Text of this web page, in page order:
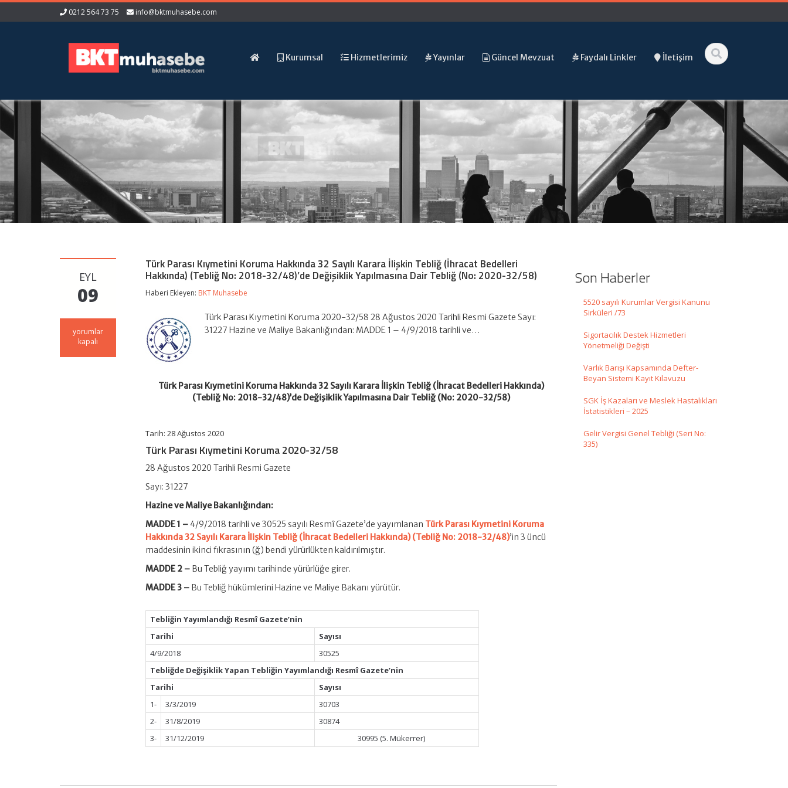
0212 564 73 75 info@bktmuhasebe.com
Kurumsal Hizmetlerimiz Yayınlar Güncel Mevzuat Faydalı Linkler İletişim
EYL
09
Türk
Parası
yorumlar
kapalı
Türk Parası Kıymetini Koruma Hakkında 32 Sayılı Karara İlişkin Tebliğ (İhracat Bedelleri
Hakkında) (Tebliğ No: 2018-32/48)’de Değişiklik Yapılmasına Dair Tebliğ (No: 2020-32/58)
Haberi Ekleyen: BKT Muhasebe
Türk Parası Kıymetini Koruma 2020-32/58 28 Ağustos 2020 Tarihli Resmi Gazete Sayı:
31227 Hazine ve Maliye Bakanlığından: MADDE 1 – 4/9/2018 tarihli ve…
Türk Parası Kıymetini Koruma Hakkında 32 Sayılı Karara İlişkin Tebliğ (İhracat Bedelleri Hakkında)
(Tebliğ No: 2018-32/48)’de Değişiklik Yapılmasına Dair Tebliğ (No: 2020-32/58)
Tarih: 28 Ağustos 2020
Türk Parası Kıymetini Koruma 2020-32/58
28 Ağustos 2020 Tarihli Resmi Gazete
Sayı: 31227
Hazine ve Maliye Bakanlığından:
MADDE 1 – 4/9/2018 tarihli ve 30525 sayılı Resmî Gazete’de yayımlanan Türk Parası Kıymetini Koruma
Hakkında 32 Sayılı Karara İlişkin Tebliğ (İhracat Bedelleri Hakkında) (Tebliğ No: 2018-32/48)’in 3 üncü
maddesinin ikinci fıkrasının (ğ) bendi yürürlükten kaldırılmıştır.
MADDE 2 – Bu Tebliğ yayımı tarihinde yürürlüğe girer.
MADDE 3 – Bu Tebliğ hükümlerini Hazine ve Maliye Bakanı yürütür.
Tebliğin Yayımlandığı Resmî Gazete’nin
Tarihi
Sayısı
4/9/2018
30525
Tebliğde Değişiklik Yapan Tebliğin Yayımlandığı Resmî Gazete’nin
Tarihi
Sayısı
1-
3/3/2019
30703
2-
31/8/2019
30874
3-
31/12/2019 30995 (5. Mükerrer)
Son Haberler
5520 sayılı Kurumlar Vergisi Kanunu
Sirküleri /73
Sigortacılık Destek Hizmetleri
Yönetmeliği Değişti
Varlık Barışı Kapsamında Defter-
Beyan Sistemi Kayıt Kılavuzu
SGK İş Kazaları ve Meslek Hastalıkları
İstatistikleri – 2025
Gelir Vergisi Genel Tebliği (Seri No:
335)